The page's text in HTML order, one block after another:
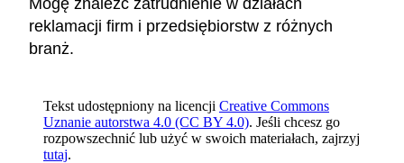
reklamacji firm i przedsiębiorstw z różnych
branż.
Tekst udostępniony na licencji Creative Commons
Uznanie autorstwa 4.0 (CC BY 4.0). Jeśli chcesz go
rozpowszechnić lub użyć w swoich materiałach, zajrzyj
tutaj.